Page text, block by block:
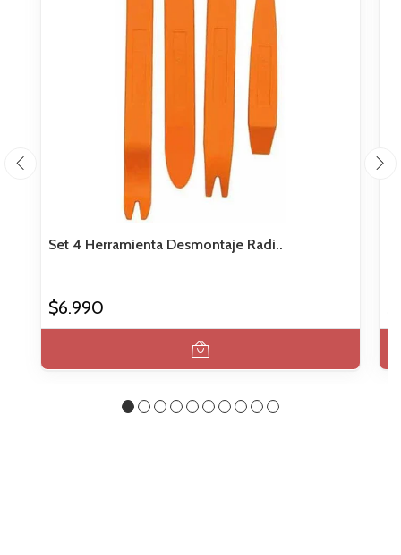
Set 4 Herramienta Desmontaje Radi..
$6.990